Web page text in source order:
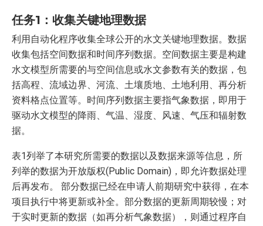
任务1：收集关键地理数据
利用自动化程序收集全球公开的水文关键地理数据。数据
收集包括空间数据和时间序列数据。空间数据主要是构建
水文模型所需要的与空间信息或水文参数有关的数据，包
括高程、流域边界、河流、土壤质地、土地利用、再分析
资料格点位置等。时间序列数据主要指气象数据，即用于
驱动水文模型的降雨、气温、湿度、风速、气压和辐射数
据。
表1列举了本研究所需要的数据以及数据来源等信息，所
列举的数据为开放版权(Public Domain)，即允许数据处理
后再发布。 部分数据已经在申请人前期研究中获得，在本
项目执行中将更新或补全。部分数据的更新周期较慢；对
于实时更新的数据（如再分析气象数据），则通过程序自